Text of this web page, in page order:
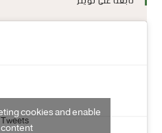
cookies and enable